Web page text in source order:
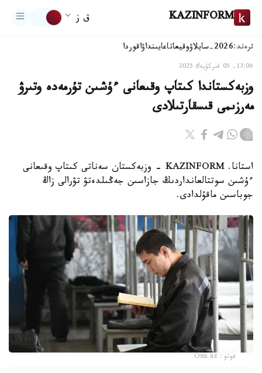
KAZINFORM ق ز
ترەند:2026-سايلاۋ وقيعاتاعايىنداۋاقوردا
13:06, 05 قىركۇيەك 2025
وزبەكستاندا كىتاپ وقىعانى ءۇشىن تۇرمەدە وتىرۋ
مەرزىمى قىسقارتىلادى
استانا. KAZINFORM - وزبەكستان سەناتى كىتاپ وقىعانى
ءۇشىن سوتتالعانداردىڭ جازاسىن جەڭىلدەتۋ تۋرالى زاڭ
جوباسىن ماقۇلدادى.
فوتو: Oxu.az